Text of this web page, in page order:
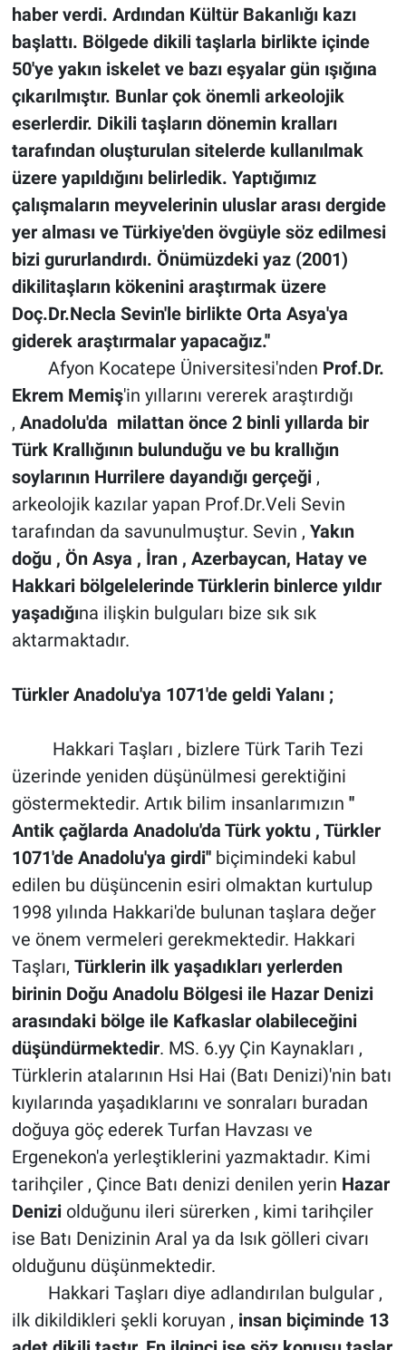
haber verdi. Ardından Kültür Bakanlığı kazı
başlattı. Bölgede dikili taşlarla birlikte içinde
50'ye yakın iskelet ve bazı eşyalar gün ışığına
çıkarılmıştır. Bunlar çok önemli arkeolojik
eserlerdir. Dikili taşların dönemin kralları
tarafından oluşturulan sitelerde kullanılmak
üzere yapıldığını belirledik. Yaptığımız
çalışmaların meyvelerinin uluslar arası dergide
yer alması ve Türkiye'den övgüyle söz edilmesi
bizi gururlandırdı. Önümüzdeki yaz (2001)
dikilitaşların kökenini araştırmak üzere
Doç.Dr.Necla Sevin'le birlikte Orta Asya'ya
giderek araştırmalar yapacağız.''
Afyon Kocatepe Üniversitesi'nden Prof.Dr.
Ekrem Memiş'in yıllarını vererek araştırdığı
, Anadolu'da milattan önce 2 binli yıllarda bir
Türk Krallığının bulunduğu ve bu krallığın
soylarının Hurrilere dayandığı gerçeği,
arkeolojik kazılar yapan Prof.Dr.Veli Sevin
tarafından da savunulmuştur. Sevin , Yakın
doğu , Ön Asya , İran , Azerbaycan, Hatay ve
Hakkari bölgelelerinde Türklerin binlerce yıldır
yaşadığına ilişkin bulguları bize sık sık
aktarmaktadır.
Türkler Anadolu'ya 1071'de geldi Yalanı ;
Hakkari Taşları , bizlere Türk Tarih Tezi
üzerinde yeniden düşünülmesi gerektiğini
göstermektedir. Artık bilim insanlarımızın ''
Antik çağlarda Anadolu'da Türk yoktu , Türkler
1071'de Anadolu'ya girdi''biçimindeki kabul
edilen bu düşüncenin esiri olmaktan kurtulup
1998 yılında Hakkari'de bulunan taşlara değer
ve önem vermeleri gerekmektedir. Hakkari
Taşları, Türklerin ilk yaşadıkları yerlerden
birinin Doğu Anadolu Bölgesi ile Hazar Denizi
arasındaki bölge ile Kafkaslar olabileceğini
düşündürmektedir. MS. 6.yy Çin Kaynakları ,
Türklerin atalarının Hsi Hai (Batı Denizi)'nin batı
kıyılarında yaşadıklarını ve sonraları buradan
doğuya göç ederek Turfan Havzası ve
Ergenekon'a yerleştiklerini yazmaktadır. Kimi
tarihçiler , Çince Batı denizi denilen yerin Hazar
Deniziolduğunu ileri sürerken , kimi tarihçiler
ise Batı Denizinin Aral ya da Isık gölleri civarı
olduğunu düşünmektedir.
Hakkari Taşları diye adlandırılan bulgular ,
ilk dikildikleri şekli koruyan , insan biçiminde 13